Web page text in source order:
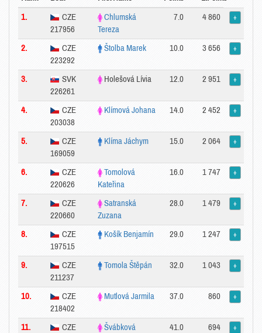
1.
CZE
217956
Chlumská
Tereza
7.0 4 860 +
2.
CZE
223292
Štolba Marek 10.0 3 656 +
3.
SVK
226261
Holešová Lívia 12.0 2 951 +
4.
CZE
203038
Klímová Johana 14.0 2 452 +
5.
CZE
169059
Klíma Jáchym 15.0 2 064 +
6.
CZE
220626
Tomolová
Kateřina
16.0 1 747 +
7.
CZE
220660
Satranská
Zuzana
28.0 1 479 +
8.
CZE
197515
Košík Benjamín 29.0 1 247 +
9.
CZE
211237
Tomola Štěpán 32.0 1 043 +
10.
CZE
218402
Mutlová Jarmila 37.0 860 +
11.
CZE
Švábková
41.0 694 +